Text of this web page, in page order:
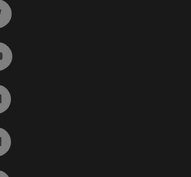
Ir a twitter (abre en ventana nueva)
Ir a YouTube (abre en ventana nueva)
Ir a Flickr (abre en ventana nueva)
Ir a Linkedin (abre en ventana nueva)